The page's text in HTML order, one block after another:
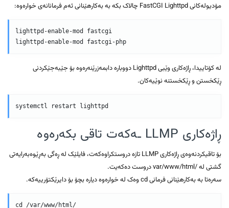
مۆدیولەکانی FastCGI Lighttpd چالاک بکە بە بەکارهێنانی ئەم فرمانانەی خوارەوە:
lighttpd-enable-mod fastcgi
لە کۆتاییدا، ڕاژەکاری وێبی Lighttpd دووبارە دابمەزرێنەرەوە بۆ جێبەجێکردنی
ڕێکخستن و ڕێکخستنە نوێیەکان.
ڕاژەکاری LLMP ـەکەت تاقی بکەرەوە
بۆ تاقیکردنەوەی ڕاژەکاری LLMP تازە دروستکراوەکەت، فایلێک لە ڕەگی بەڕێوەبەرایەتی
گشتی لە /var/www/html دروست دەکەیت.
سەرەتا بە بەکارهێنانی فرمانی cd وەک لە خوارەوە دیارە بچۆ بۆ دایرێکتۆرییەکە.